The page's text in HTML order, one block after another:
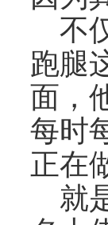
不
跑腿
面，
每时
正在
就